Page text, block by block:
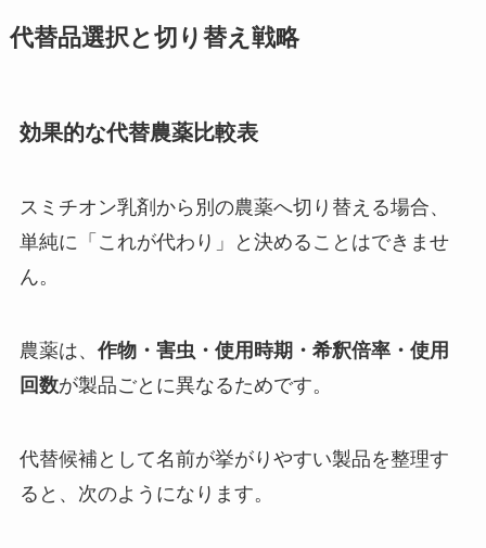
代替品選択と切り替え戦略
効果的な代替農薬比較表
スミチオン乳剤から別の農薬へ切り替える場合、
単純に「これが代わり」と決めることはできませ
ん。
農薬は、 作物・害虫・使用時期・希釈倍率・使用
回数が製品ごとに異なるためです。
代替候補として名前が挙がりやすい製品を整理す
ると、次のようになります。